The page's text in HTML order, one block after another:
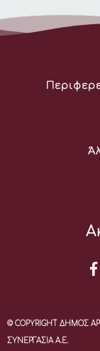
© COPYRIGHT ΔΗΜΟΣ
ΣΥΝΕΡΓΑΣΙΑ Α.Ε.